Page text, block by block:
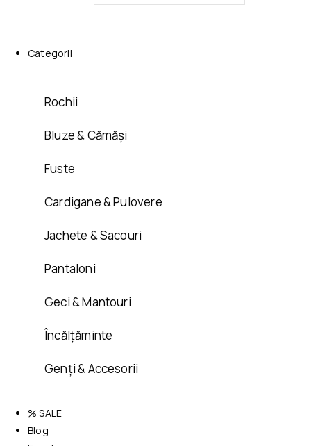
Categorii
Rochii
Bluze & Cămăși
Fuste
Cardigane & Pulovere
Jachete & Sacouri
Pantaloni
Geci & Mantouri
Încălțăminte
Genți & Accesorii
% SALE
Blog